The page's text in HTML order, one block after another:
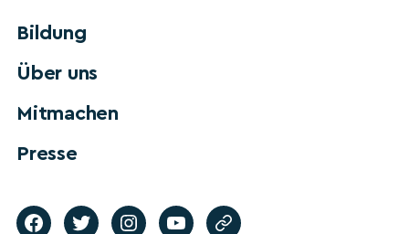
Bildung
Über uns
Mitmachen
Presse